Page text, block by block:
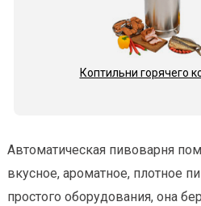
Коптильни горячего
Автоматическая пивоварня
вкусное, ароматное, плотное
простого оборудования, она